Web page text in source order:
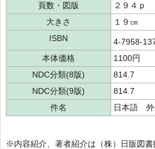
頁数・図版
２９４ｐ
大きさ
１９㎝
ISBN
4-7958-
本体価格
1100円
NDC分類(8版)
814.7
NDC分類(9版)
814.7
件名
日本語 外
※内容紹介、著者紹介は（株）日販図